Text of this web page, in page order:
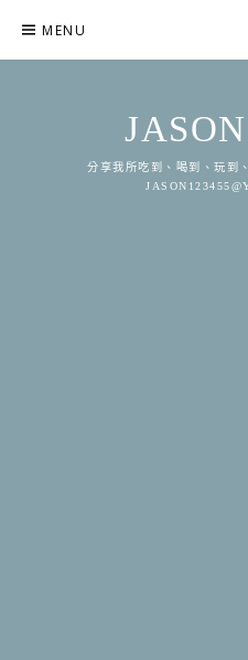
content
MENU
分享我所吃到、喝到、玩到